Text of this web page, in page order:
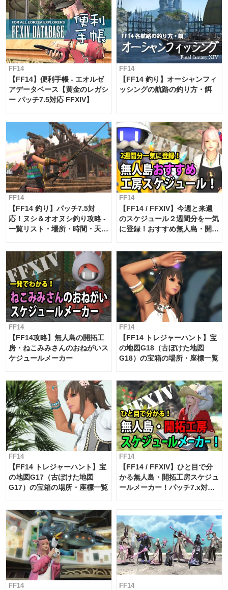
FF14
【FF14】便利手帳 - エオルゼ
アデータベース【黄金のレガシ
ー パッチ7.5対応 FFXIV】
FF14
【FF14 釣り】オーシャンフィ
ッシングの航路の釣り方・餌
FF14
【FF14 釣り】パッチ7.5対
応！ヌシ＆オオヌシ釣り攻略 -
一覧リスト・場所・時間・天
FF14
【FF14 / FFXIV】今週と来週
のスケジュール２週間分を一気
に登録！おすすめ無人島・開拓
対応 / 毎週更新中】
FF14
【FF14攻略】無人島の開拓工
房・ねこみみさんのおねがいス
ケジュールメーカー
FF14
【FF14 トレジャーハント】宝
の地図G18（古ぼけた地図
G18）の宝箱の場所・座標一覧
FF14
【FF14 トレジャーハント】宝
の地図G17（古ぼけた地図
G17）の宝箱の場所・座標一覧
FF14
【FF14 / FFXIV】ひと目で分
かる無人島・開拓工房スケジュ
ールメーカー！パッチ7.x対応
FF14 FF14